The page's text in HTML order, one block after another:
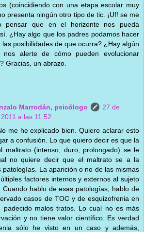
(coincidiendo con una etapa escolar muy
presenta ningún otro tipo de tic. ¡Uf! se me
pensar que en el horizonte nos pueda
¿Hay algo que los padres podamos hacer
las posibilidades de que ocurra? ¿Hay algún
nos alerte de cómo pueden evolucionar
Gracias, un abrazo.
Marrodán, psicólogo
27 de
a las 11:52
me he explicado bien. Quiero aclarar esto
a confusión. Lo que quiero decir es que la
maltrato (intenso, duro, prolongado) se le
no quiere decir que el maltrato se a la
patologías. La aparición o no de las mismas
factores internos y externos al sujeto
Cuando hablo de esas patologías, hablo de
casos de TOC y de esquizofrenia en
padecido malos tratos. Lo cual no es más
y no tiene valor científico. Es verdad
sólo he visto en un caso y además,